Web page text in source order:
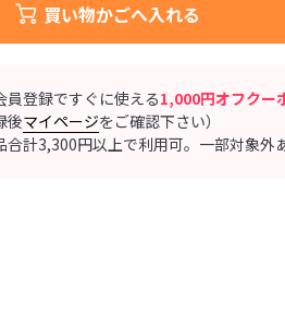
買い物かごへ入れる
員登録ですぐに使える1,000円オフクー
後マイページをご確認下さい）
計3,300円以上で利用可。一部対象外